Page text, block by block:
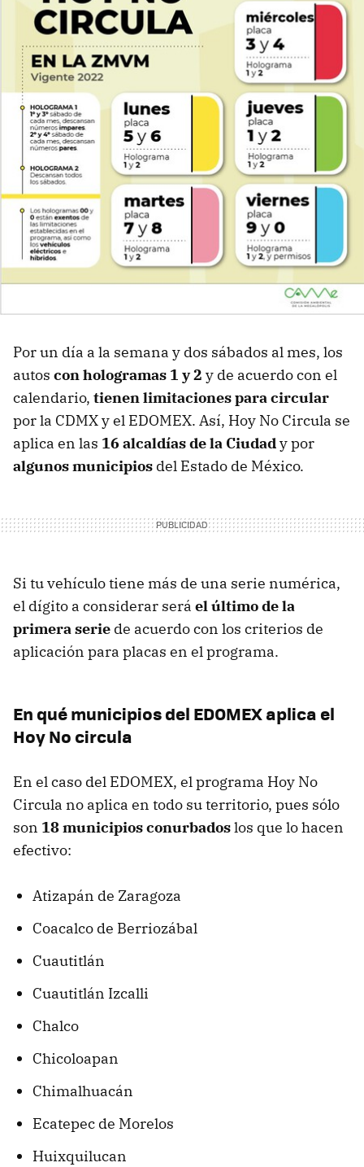
Por un día a la semana y dos sábados al mes, los
autos con hologramas 1 y 2 y de acuerdo con el
calendario, tienen limitaciones para circular
por la CDMX y el EDOMEX. Así, Hoy No Circula se
aplica en las 16 alcaldías de la Ciudady por
algunos municipios del Estado de México.
Si tu vehículo tiene más de una serie numérica,
el dígito a considerar será el último de la
primera serie de acuerdo con los criterios de
aplicación para placas en el programa.
En qué municipios del EDOMEX aplica el
Hoy No circula
En el caso del EDOMEX, el programa Hoy No
Circula no aplica en todo su territorio, pues sólo
son 18 municipios conurbadoslos que lo hacen
efectivo:
Atizapán de Zaragoza
Coacalco de Berriozábal
Cuautitlán
Cuautitlán Izcalli
Chalco
Chicoloapan
Chimalhuacán
Ecatepec de Morelos
Huixquilucan